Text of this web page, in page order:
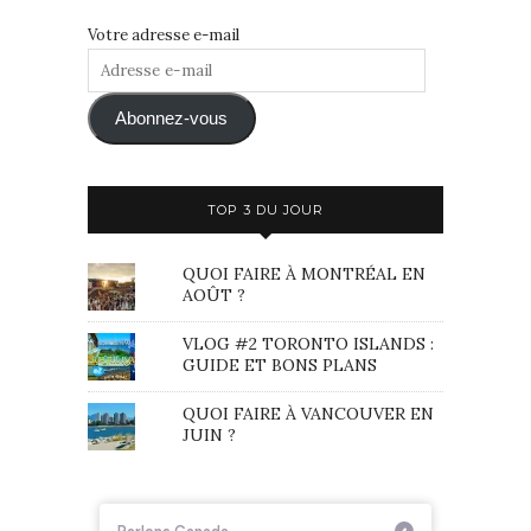
Votre adresse e-mail
Adresse
mail Abonnez-vous
TOP 3 DU JOUR
QUOI FAIRE À MONTRÉAL EN
AOÛT ?
VLOG #2 TORONTO ISLANDS :
GUIDE ET BONS PLANS
QUOI FAIRE À VANCOUVER EN
JUIN ?